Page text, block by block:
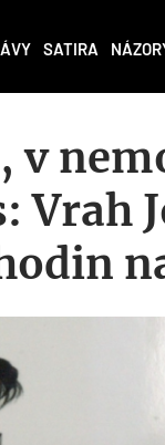
SATIRA
v
Vrah